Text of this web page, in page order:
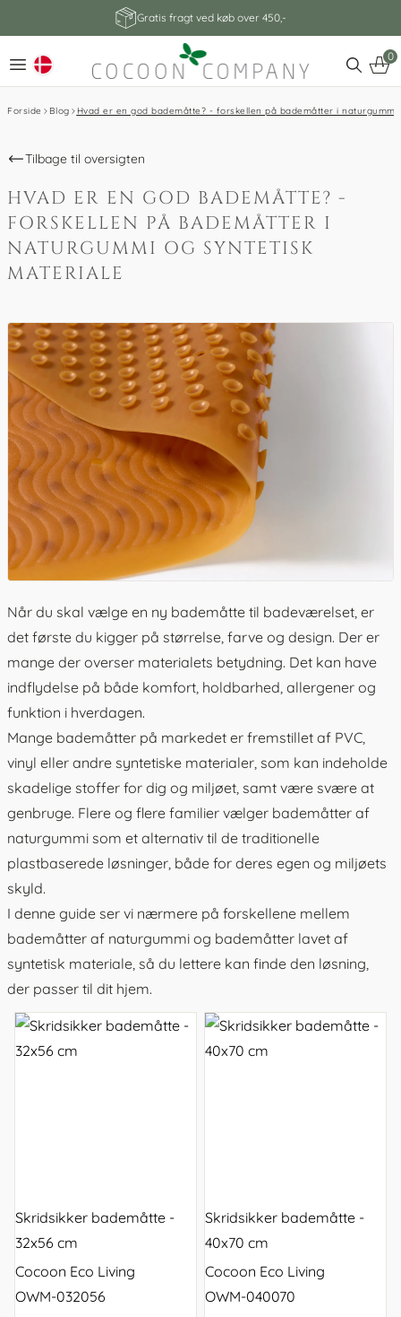
Gratis fragt ved køb over 450,-
0
Forside Blog Hvad er en god bademåtte? - forskellen på bademåtter i
Tilbage til oversigten
HVAD ER EN GOD BADEMÅTTE? -
FORSKELLEN PÅ BADEMÅTTER I
NATURGUMMI OG SYNTETISK
MATERIALE
Når du skal vælge en ny bademåtte til badeværelset, er
det første du kigger på størrelse, farve og design. Der er
mange der overser materialets betydning. Det kan have
indflydelse på både komfort, holdbarhed, allergener og
funktion i hverdagen.
Mange bademåtter på markedet er fremstillet af PVC,
vinyl eller andre syntetiske materialer, som kan indeholde
skadelige stoffer for dig og miljøet, samt være svære at
genbruge. Flere og flere familier vælger bademåtter af
naturgummi som et alternativ til de traditionelle
plastbaserede løsninger, både for deres egen og miljøets
skyld.
I denne guide ser vi nærmere på forskellene mellem
bademåtter af naturgummi og bademåtter lavet af
syntetisk materiale, så du lettere kan finde den løsning,
der passer til dit hjem.
Skridsikker bademåtte -
32x56 cm
Cocoon Eco Living
OWM-032056
Skridsikker bademåtte -
40x70 cm
Cocoon Eco Living
OWM-040070